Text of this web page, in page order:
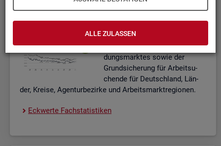
ALLE ZULASSEN
Eck­wer­te Fach­sta­tis­ti­ken
bel­len zu den ak­tu­el­len Eck­
wer­ten des Ar­beits- und Aus­bil­
dungs­mark­tes sowie der
Grund­si­che­rung für Ar­beit­su­
chen­de für Deutsch­land, Län­
der, Krei­se, Agen­tur­be­zir­ke und Ar­beits­markt­re­gio­nen.
Eck­wer­te Fach­sta­tis­ti­ken